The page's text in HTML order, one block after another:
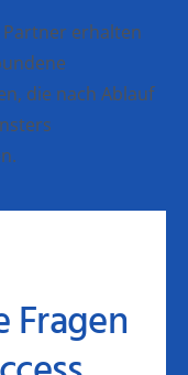
Partner erhalten
die nach Ablauf